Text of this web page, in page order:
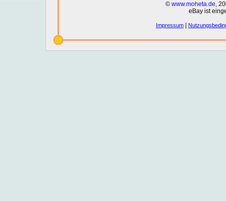
© www.moheta.de,
eBay ist
Impressum